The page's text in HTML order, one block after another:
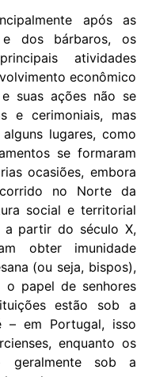
após as
dos bárbaros, os
atividades
econômico
suas ações não se
e cerimoniais, mas
lugares, como
se formaram
ocasiões, embora
no Norte da
social e territorial
a partir do século X,
obter imunidade
(ou seja, bispos),
o papel de senhores
estão sob a
– em Portugal, isso
enquanto os
geralmente sob a